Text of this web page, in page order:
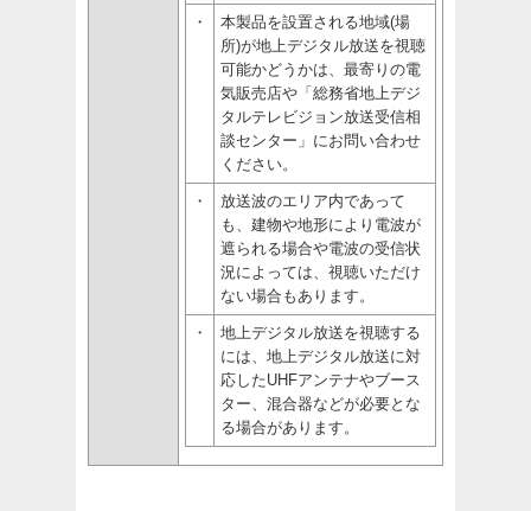
・
本製品を設置される地域(場
所)が地上デジタル放送を視聴
可能かどうかは、最寄りの電
気販売店や「総務省地上デジ
タルテレビジョン放送受信相
談センター」にお問い合わせ
ください。
・
放送波のエリア内であって
も、建物や地形により電波が
遮られる場合や電波の受信状
況によっては、視聴いただけ
ない場合もあります。
・
地上デジタル放送を視聴する
には、地上デジタル放送に対
応したUHFアンテナやブース
ター、混合器などが必要とな
る場合があります。